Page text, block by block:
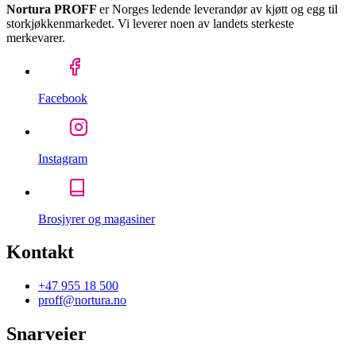
Nortura PROFF er Norges ledende leverandør av kjøtt og egg til
storkjøkkenmarkedet. Vi leverer noen av landets sterkeste
merkevarer.
Facebook
Instagram
Brosjyrer og magasiner
Kontakt
+47 955 18 500
proff@nortura.no
Snarveier